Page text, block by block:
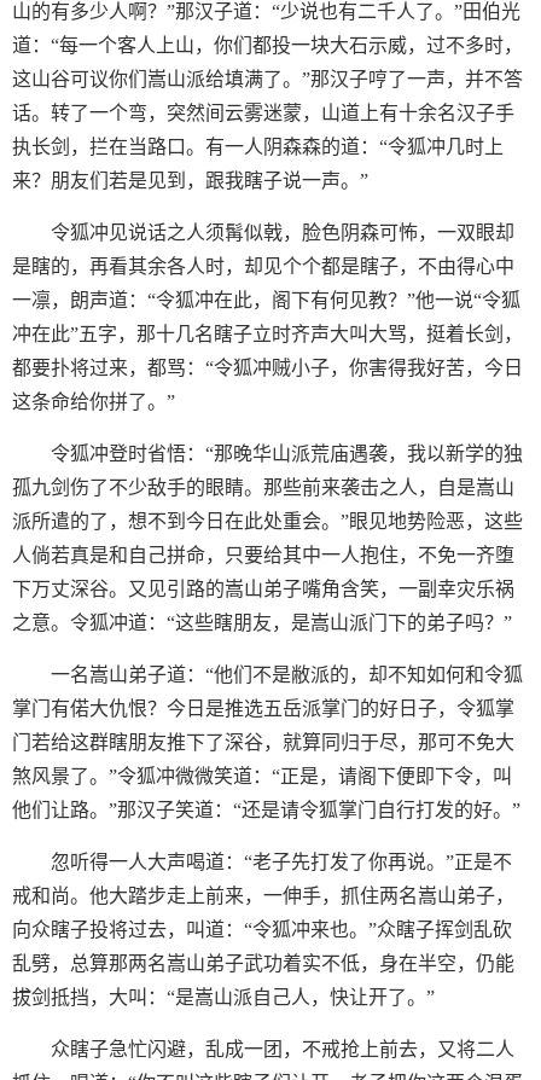
山的有多少人啊？”那汉子道：“少说也有二千人了。”田伯光
道：“每一个客人上山，你们都投一块大石示威，过不多时，
这山谷可议你们嵩山派给填满了。”那汉子哼了一声，并不答
话。转了一个弯，突然间云雾迷蒙，山道上有十余名汉子手
执长剑，拦在当路口。有一人阴森森的道：“令狐冲几时上
来？朋友们若是见到，跟我瞎子说一声。”
令狐冲见说话之人须髯似戟，脸色阴森可怖，一双眼却
是瞎的，再看其余各人时，却见个个都是瞎子，不由得心中
一凛，朗声道：“令狐冲在此，阁下有何见教？”他一说“令狐
冲在此”五字，那十几名瞎子立时齐声大叫大骂，挺着长剑，
都要扑将过来，都骂：“令狐冲贼小子，你害得我好苦，今日
这条命给你拼了。”
令狐冲登时省悟：“那晚华山派荒庙遇袭，我以新学的独
孤九剑伤了不少敌手的眼睛。那些前来袭击之人，自是嵩山
派所遣的了，想不到今日在此处重会。”眼见地势险恶，这些
人倘若真是和自己拼命，只要给其中一人抱住，不免一齐堕
下万丈深谷。又见引路的嵩山弟子嘴角含笑，一副幸灾乐祸
之意。令狐冲道：“这些瞎朋友，是嵩山派门下的弟子吗？”
一名嵩山弟子道：“他们不是敝派的，却不知如何和令狐
掌门有偌大仇恨？今日是推选五岳派掌门的好日子，令狐掌
门若给这群瞎朋友推下了深谷，就算同归于尽，那可不免大
煞风景了。”令狐冲微微笑道：“正是，请阁下便即下令，叫
他们让路。”那汉子笑道：“还是请令狐掌门自行打发的好。”
忽听得一人大声喝道：“老子先打发了你再说。”正是不
戒和尚。他大踏步走上前来，一伸手，抓住两名嵩山弟子，
向众瞎子投将过去，叫道：“令狐冲来也。”众瞎子挥剑乱砍
乱劈，总算那两名嵩山弟子武功着实不低，身在半空，仍能
拔剑抵挡，大叫：“是嵩山派自己人，快让开了。”
众瞎子急忙闪避，乱成一团，不戒抢上前去，又将二人